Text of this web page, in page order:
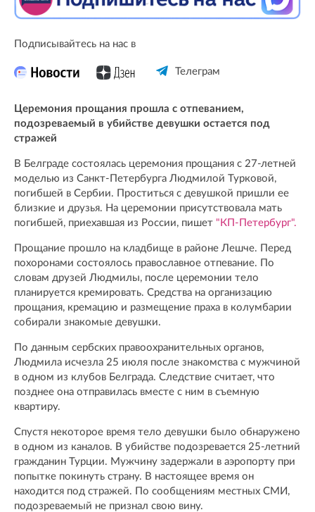
Подписывайтесь на нас в
Телеграм
Церемония прощания прошла с отпеванием,
подозреваемый в убийстве девушки остается под
стражей
В Белграде состоялась церемония прощания с 27-летней
моделью из Санкт-Петербурга Людмилой Турковой,
погибшей в Сербии. Проститься с девушкой пришли ее
близкие и друзья. На церемонии присутствовала мать
погибшей, приехавшая из России, пишет "КП-Петербург".
Прощание прошло на кладбище в районе Лешче. Перед
похоронами состоялось православное отпевание. По
словам друзей Людмилы, после церемонии тело
планируется кремировать. Средства на организацию
прощания, кремацию и размещение праха в колумбарии
собирали знакомые девушки.
По данным сербских правоохранительных органов,
Людмила исчезла 25 июля после знакомства с мужчиной
в одном из клубов Белграда. Следствие считает, что
позднее она отправилась вместе с ним в съемную
квартиру.
Спустя некоторое время тело девушки было обнаружено
в одном из каналов. В убийстве подозревается 25-летний
гражданин Турции. Мужчину задержали в аэропорту при
попытке покинуть страну. В настоящее время он
находится под стражей. По сообщениям местных СМИ,
подозреваемый не признал свою вину.